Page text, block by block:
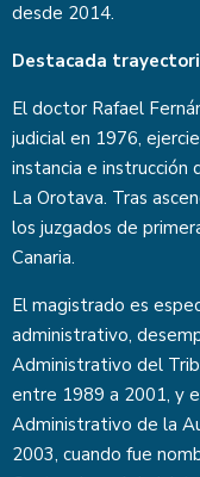
desde 2014.
Destacada
El doctor Rafael
judicial en 1976,
instancia e instrucción
La Orotava. Tras
los juzgados de
Canaria.
El magistrado es
administrativo,
Administrativo del
entre 1989 a 2001, y
Administrativo de la
2003, cuando fue